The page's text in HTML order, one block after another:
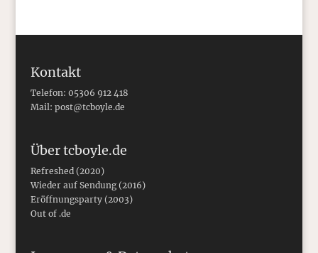
Kontakt
Telefon: 05306 912 418
Mail: post@tcboyle.de
Über tcboyle.de
Refreshed (2020)
Wieder auf Sendung (2016)
Eröffnungsparty (2003)
Out of .de